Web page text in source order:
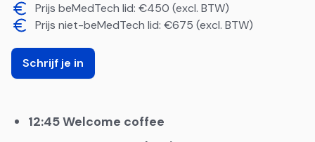
Prijs beMedTech lid: €450 (excl. BTW)
Prijs niet-beMedTech lid: €675 (excl. BTW)
Schrijf je in
12:45 Welcome coffee